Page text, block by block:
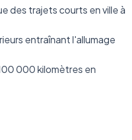
des trajets courts en ville à
entraînant l'allumage
000 kilomètres en